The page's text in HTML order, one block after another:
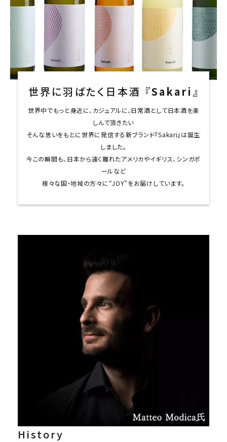
世界に羽ばたく日本酒 『Sakari』
世界中でもっと身近に、カジュアルに、日常酒として日本酒を楽
しんで頂きたい――
そんな思いをもとに世界に発信する新ブランド『Sakari』は誕生
しました。
今この瞬間も、日本から遠く離れたアメリカやイギリス、シンガポ
ールなど
様々な国・地域の方々に“JOY”をお届けしています。
History